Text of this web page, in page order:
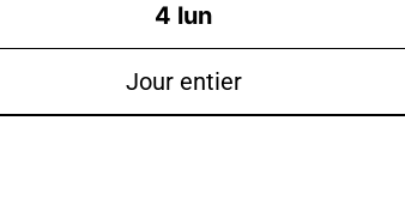
4 lun
Jour entier